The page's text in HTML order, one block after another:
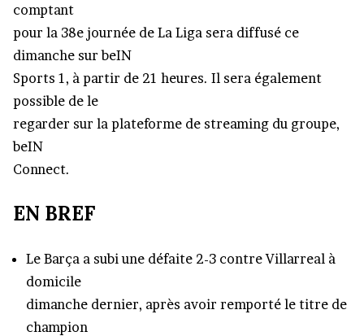
comptant
pour la 38e journée de La Liga sera diffusé ce
dimanche sur beIN
Sports 1, à partir de 21 heures. Il sera également
possible de le
regarder sur la plateforme de streaming du groupe,
beIN
Connect.
EN BREF
Le Barça a subi une défaite 2-3 contre Villarreal à
domicile
dimanche dernier, après avoir remporté le titre de
champion